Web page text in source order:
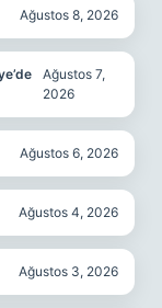
Ağustos 8, 2026
Ağustos 7,
2026
Ağustos 6, 2026
Ağustos 4, 2026
Ağustos 3, 2026